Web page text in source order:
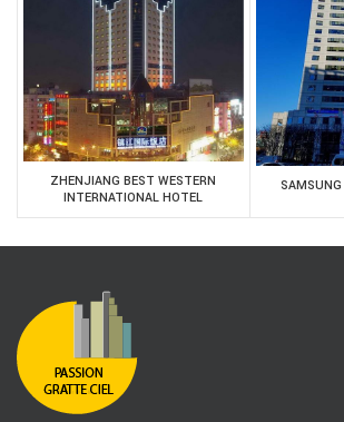
ZHENJIANG BEST WESTERN
INTERNATIONAL HOTEL